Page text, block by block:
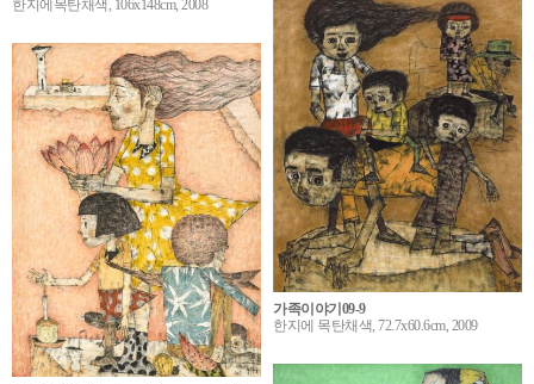
한지에목탄채색, 106x148cm, 2008
가족이야기09-9
한지에 목탄채색, 72.7x60.6cm, 2009